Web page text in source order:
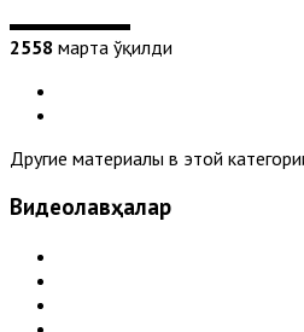
2558 марта ўқилди
Другие материалы в этой
Видеолавҳалар